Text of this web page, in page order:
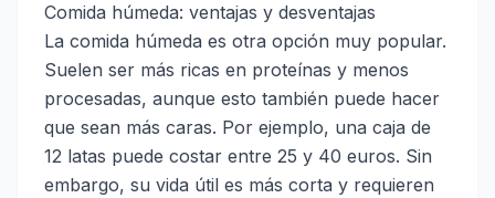
Comida húmeda: ventajas y desventajas
La comida húmeda es otra opción muy popular.
Suelen ser más ricas en proteínas y menos
procesadas, aunque esto también puede hacer
que sean más caras. Por ejemplo, una caja de
12 latas puede costar entre 25 y 40 euros. Sin
embargo, su vida útil es más corta y requieren